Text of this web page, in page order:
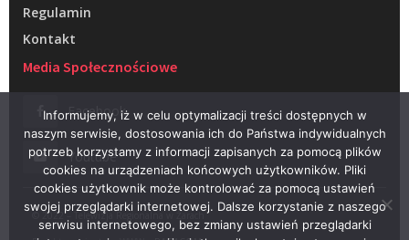
Regulamin
Kontakt
Media Społecznościowe
Facebook
Youtube
© 2022 – Telewizja Regionalna w Żarach
Informujemy, iż w celu optymalizacji treści dostępnych w
naszym serwisie, dostosowania ich do Państwa indywidualnych
potrzeb korzystamy z informacji zapisanych za pomocą plików
cookies na urządzeniach końcowych użytkowników. Pliki
cookies użytkownik może kontrolować za pomocą ustawień
swojej przeglądarki internetowej. Dalsze korzystanie z naszego
serwisu internetowego, bez zmiany ustawień przeglądarki